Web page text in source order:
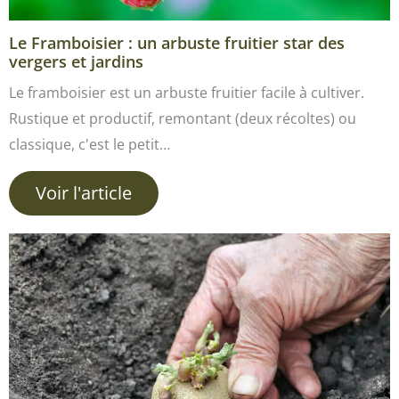
Le Framboisier : un arbuste fruitier star des
vergers et jardins
Le framboisier est un arbuste fruitier facile à cultiver.
Rustique et productif, remontant (deux récoltes) ou
classique, c'est le petit…
Voir l'article